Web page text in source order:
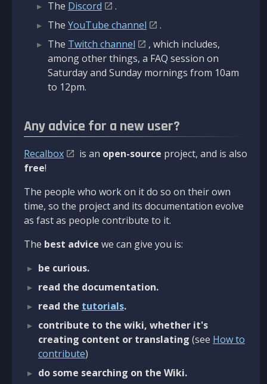
The Discord
.
The YouTube channel
.
The Twitch channel
, which includes,
among other things, a FAQ session on
Saturday and Sunday mornings from 10am
to 12pm.
Any advice for a new user?
Recalbox is an open-source project, and is also
free!
The people who work on it do so on their own
time, so the project and its documentation evolve
as fast as people contribute to it.
The best advice we can give you is:
be curious.
read the documentation.
read the tutorials.
contribute to the wiki, whether it's
creating content or translating (see How to
contribute)
do some searching on the Wiki.